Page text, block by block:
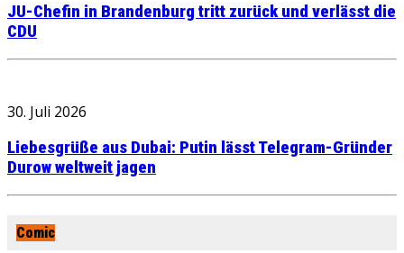
JU-Chefin in Brandenburg tritt zurück und verlässt die
CDU
30. Juli 2026
Liebesgrüße aus Dubai: Putin lässt Telegram-Gründer
Durow weltweit jagen
Comic